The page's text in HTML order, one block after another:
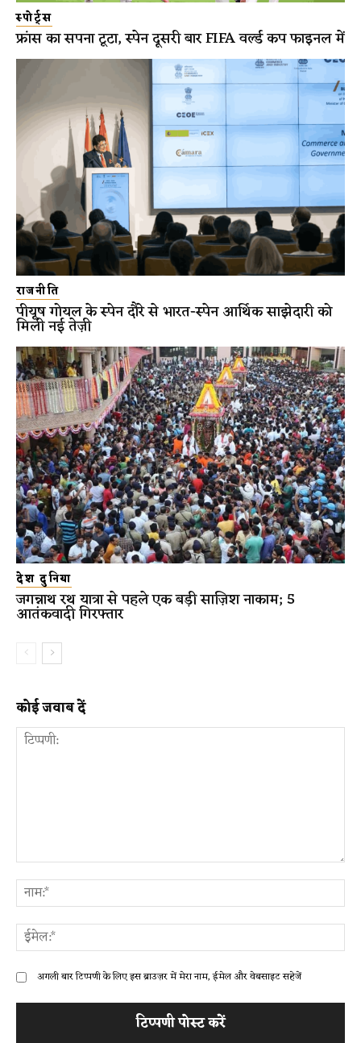
स्पोर्ट्स
फ्रांस का सपना टूटा, स्पेन दूसरी बार FIFA वर्ल्ड कप फाइनल में
राजनीति
पीयूष गोयल के स्पेन दौरे से भारत-स्पेन आर्थिक साझेदारी को
मिली नई तेज़ी
देश दुनिया
जगन्नाथ रथ यात्रा से पहले एक बड़ी साज़िश नाकाम; 5
आतंकवादी गिरफ्तार
कोई जवाब दें
अगली बार टिप्पणी के लिए इस ब्राउज़र में मेरा नाम, ईमेल और वेबसाइट सहेजें